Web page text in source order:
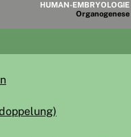
HUMAN-EMBRYOLOGIE
Organogenese
Modul20
LERNZIELE